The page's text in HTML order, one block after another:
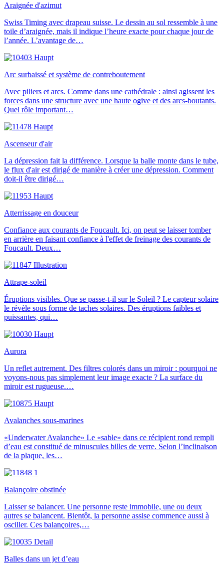
Araignée d'azimut
Swiss Timing avec drapeau suisse. Le dessin au sol ressemble à une
toile d’araignée, mais il indique l’heure exacte pour chaque jour de
l’année. L’avantage de…
Arc surbaissé et système de contreboutement
Avec piliers et arcs. Comme dans une cathédrale : ainsi agissent les
forces dans une structure avec une haute ogive et des arcs-boutants.
Quel rôle important…
Ascenseur d'air
La dépression fait la différence. Lorsque la balle monte dans le tube,
le flux d'air est dirigé de manière à créer une dépression. Comment
doit-il être dirigé…
Atterrissage en douceur
Confiance aux courants de Foucault. Ici, on peut se laisser tomber
en arrière en faisant confiance à l'effet de freinage des courants de
Foucault. Deux…
Attrape-soleil
Éruptions visibles. Que se passe-t-il sur le Soleil ? Le capteur solaire
le révèle sous forme de taches solaires. Des éruptions faibles et
puissantes, qui…
Aurora
Un reflet autrement. Des filtres colorés dans un miroir : pourquoi ne
voyons-nous pas simplement leur image exacte ? La surface du
miroir est rugueuse.…
Avalanches sous-marines
«Underwater Avalanche» Le «sable» dans ce récipient rond rempli
d’eau est constitué de minuscules billes de verre. Selon l’inclinaison
de la plaque, les…
Balançoire obstinée
Laisser se balancer. Une personne reste immobile, une ou deux
autres se balancent. Bientôt, la personne assise commence aussi à
osciller. Ces balançoires,…
Balles dans un jet d’eau